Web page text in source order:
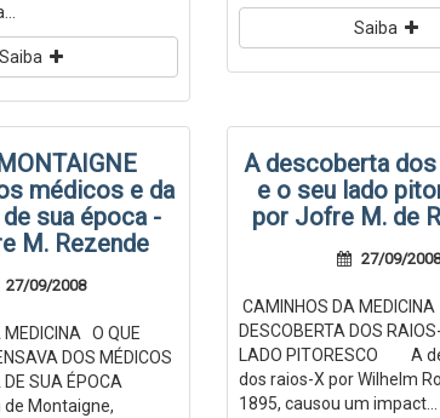
Saiba
Saiba
médicos e da
sua época -
M. Rezende
27/09/2008
O QUE
DOS MÉDICOS
DE SUA ÉPOCA
de Montaigne,
A descoberta
e o seu lado
por Jofre M. de
27/09/2008
CAMINHOS DA
DESCOBERTA DOS
LADO PITORESCO A
dos raios-X por Wilhelm
1895, causou um impact...